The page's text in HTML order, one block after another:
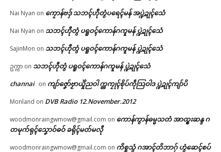
Nai Nyan on ကၠောန်ဗဒှ် သဘၚ်ဟီုတွံပရေၚ်မန် အပ္ဍဲဍုၚ်သေံ
Nai Nyan on သဘၚ်ဟီုတွံ ပရူဝၚ်ကောန်ဂကူမန် ပ္ဍဲဍုၚ်သေံ
SajinMon on သဘၚ်ဟီုတွံ ပရူဝၚ်ကောန်ဂကူမန် ပ္ဍဲဍုၚ်သေံ
ဥက္ကာ on သဘၚ်ဟီုတွံ ပရူဝၚ်ကောန်ဂကူမန် ပ္ဍဲဍုၚ်သေံ
channai on ကျာ်ဇၞော်ဗၟာယှိုဲညဝါ က္ညကၠုၚ်စိုပ်ကဵုသြဝါဒ ပ္ဍဲဍုၚ်ကျာ်ပိ
Monland on DVB Radio 12.November.2012
woodmonraingwmow@gmail.com on ကောန်ကွာန်ဓမ္မသတံ အာထ္ၜးဆန္ဒ ဂ
တမုက်ရုၚ်သၞောဝ်ဓဝ် ခရိုၚ်မတ်မလီု
woodmonraingwmow@gmail.com on ကိစ္စသွံ ဂအာၚ်တိဘာဂှ် ဟွံဆေၚ်စပ်